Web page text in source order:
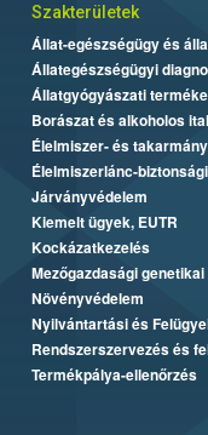
Szakterületek
Állat-egészségügy és
Állategészségügyi
Állatgyógyászati
Borászat és alkoholos
Élelmiszer- és
Élelmiszerlánc-
Járványvédelem
Kiemelt ügyek, EUTR
Kockázatkezelés
Mezőgazdasági
Növényvédelem
Nyilvántartási és
Rendszerszervezés és
Termékpálya-ellenőrzés